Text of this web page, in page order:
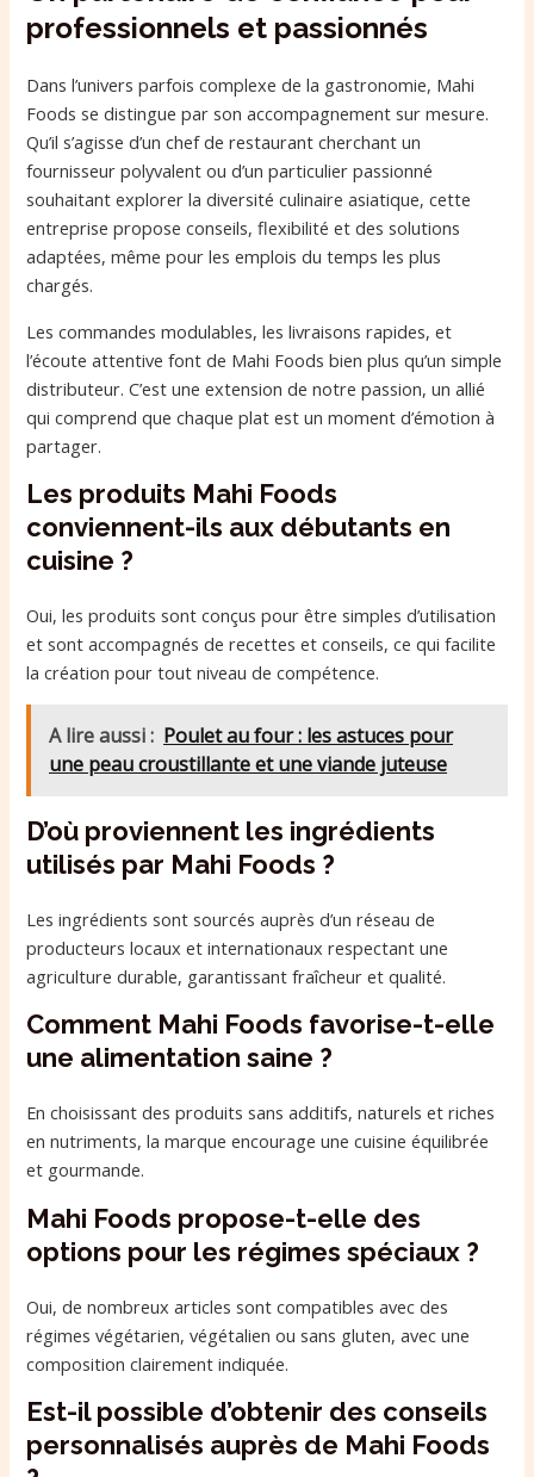
professionnels et passionnés
Dans l’univers parfois complexe de la gastronomie, Mahi
Foods se distingue par son accompagnement sur mesure.
Qu’il s’agisse d’un chef de restaurant cherchant un
fournisseur polyvalent ou d’un particulier passionné
souhaitant explorer la diversité culinaire asiatique, cette
entreprise propose conseils, flexibilité et des solutions
adaptées, même pour les emplois du temps les plus
chargés.
Les commandes modulables, les livraisons rapides, et
l’écoute attentive font de Mahi Foods bien plus qu’un simple
distributeur. C’est une extension de notre passion, un allié
qui comprend que chaque plat est un moment d’émotion à
partager.
Les produits Mahi Foods
conviennent-ils aux débutants en
cuisine ?
Oui, les produits sont conçus pour être simples d’utilisation
et sont accompagnés de recettes et conseils, ce qui facilite
la création pour tout niveau de compétence.
A lire aussi : Poulet au four : les astuces pour
une peau croustillante et une viande juteuse
D’où proviennent les ingrédients
utilisés par Mahi Foods ?
Les ingrédients sont sourcés auprès d’un réseau de
producteurs locaux et internationaux respectant une
agriculture durable, garantissant fraîcheur et qualité.
Comment Mahi Foods favorise-t-elle
une alimentation saine ?
En choisissant des produits sans additifs, naturels et riches
en nutriments, la marque encourage une cuisine équilibrée
et gourmande.
Mahi Foods propose-t-elle des
options pour les régimes spéciaux ?
Oui, de nombreux articles sont compatibles avec des
régimes végétarien, végétalien ou sans gluten, avec une
composition clairement indiquée.
Est-il possible d’obtenir des conseils
personnalisés auprès de Mahi Foods